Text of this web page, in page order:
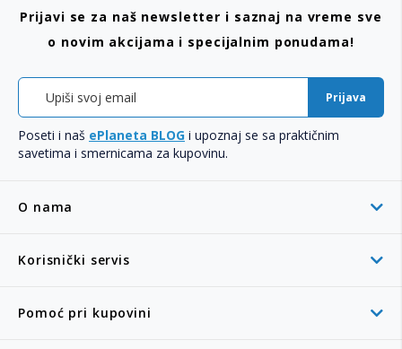
O nama
Korisnički servis
Pomoć pri kupovini
Prijavi se za naš newsletter i saznaj na vreme sve
o novim akcijama i specijalnim ponudama!
Prijava
Poseti i naš ePlaneta BLOG i upoznaj se sa praktičnim
savetima i smernicama za kupovinu.